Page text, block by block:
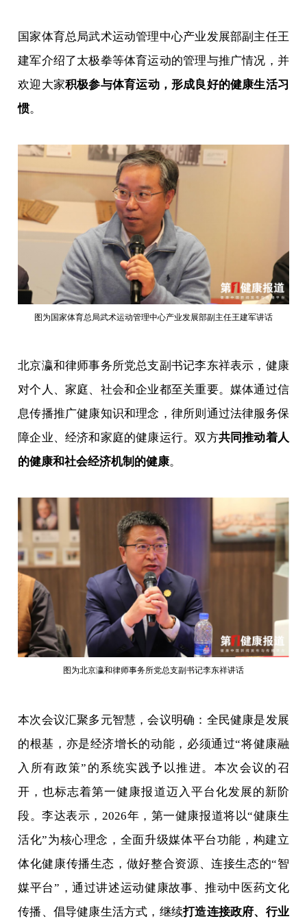
国家体育总局武术运动管理中心产业发展部副主任王
建军介绍了太极拳等体育运动的管理与推广情况，并
欢迎大家积极参与体育运动，形成良好的健康生活习
惯。
图为国家体育总局武术运动管理中心产业发展部副主任王建军讲话
北京瀛和律师事务所党总支副书记李东祥表示，健康
对个人、家庭、社会和企业都至关重要。媒体通过信
息传播推广健康知识和理念，律所则通过法律服务保
障企业、经济和家庭的健康运行。双方共同推动着人
的健康和社会经济机制的健康。
图为北京瀛和律师事务所党总支副书记李东祥讲话
本次会议汇聚多元智慧，会议明确：全民健康是发展
的根基，亦是经济增长的动能，必须通过“将健康融
入所有政策”的系统实践予以推进。本次会议的召
开，也标志着第一健康报道迈入平台化发展的新阶
段。李达表示，2026年，第一健康报道将以“健康生
活化”为核心理念，全面升级媒体平台功能，构建立
体化健康传播生态，做好整合资源、连接生态的“智
媒平台”，通过讲述运动健康故事、推动中医药文化
传播、倡导健康生活方式，继续打造连接政府、行业